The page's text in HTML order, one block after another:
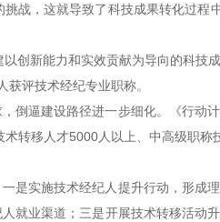
战，这就导致了科技成果转化过程
创新能力和实效贡献为导向的科技
评技术经纪专业职称。
倒逼建设路径进一步细化。《行动
转移人才5000人以上、中高级职
是实施技术经纪人提升行动，形成
就业渠道；三是开展技术转移活动